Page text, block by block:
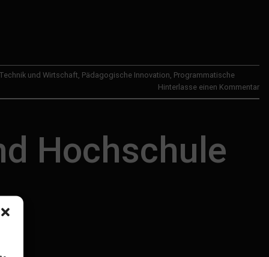
und Wirtschaft Pädagogische Innovation Programmatische
Hinterlasse einen Kommentar
Hochschule